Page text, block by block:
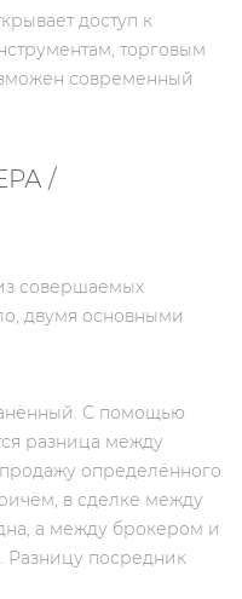
доступ к
торговым
современный
/
совершаемых
двумя основными
С помощью
разница между
определённого
в сделке между
а между брокером и
Разницу посредник